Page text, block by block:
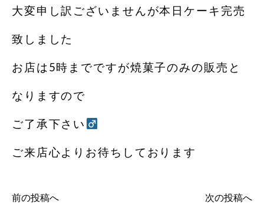
大変申し訳ございませんが本日ケーキ完売
致しました
お店は5時までですが焼菓子のみの販売と
なりますので
ご了承下さい‍
ご来店心よりお待ちしております
前の投稿へ 次の投稿へ